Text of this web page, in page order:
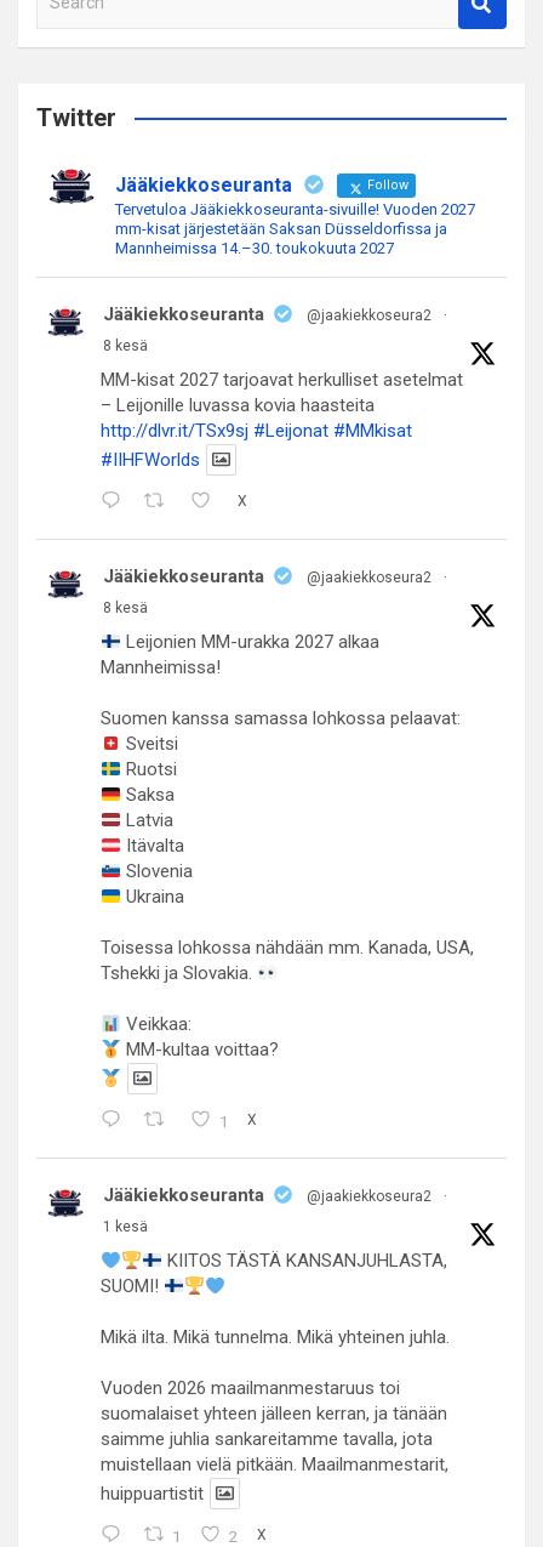
a
c
Twitter
Jääkiekkoseuranta Follow
Tervetuloa Jääkiekkoseuranta-sivuille! Vuoden 2027
mm-kisat järjestetään Saksan Düsseldorfissa ja
Mannheimissa 14.–30. toukokuuta 2027
Jääkiekkoseuranta @jaakiekkoseura2
·
8 kesä
MM-kisat 2027 tarjoavat herkulliset asetelmat
– Leijonille luvassa kovia haasteita
http://dlvr.it/TSx9sj #Leijonat #MMkisat
#IIHFWorlds
X
Jääkiekkoseuranta @jaakiekkoseura2
·
8 kesä
Leijonien MM-urakka 2027 alkaa
Mannheimissa!
Suomen kanssa samassa lohkossa pelaavat:
Sveitsi
Ruotsi
Saksa
Latvia
Itävalta
Slovenia
Ukraina
Toisessa lohkossa nähdään mm. Kanada, USA,
Tshekki ja Slovakia.
Veikkaa:
MM-kultaa voittaa?
1 X
Jääkiekkoseuranta @jaakiekkoseura2
·
1 kesä
KIITOS TÄSTÄ KANSANJUHLASTA,
SUOMI!
Mikä ilta. Mikä tunnelma. Mikä yhteinen juhla.
Vuoden 2026 maailmanmestaruus toi
suomalaiset yhteen jälleen kerran, ja tänään
saimme juhlia sankareitamme tavalla, jota
muistellaan vielä pitkään. Maailmanmestarit,
huippuartistit
1 2 X